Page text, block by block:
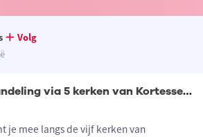
Volg
Langeafstandswandeling via 5 kerken van Kortessem
je mee langs de vijf kerken van